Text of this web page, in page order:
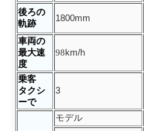
後ろの
軌跡
1800mm
車両の
最大速
度
98km/h
乗客
タクシ
ーで
3
モデル